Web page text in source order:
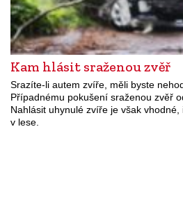
Kam hlásit sraženou zvěř
Srazíte-li autem zvíře, měli byste
Případnému pokušení sraženou zvěř
Nahlásit uhynulé zvíře je však
v lese.